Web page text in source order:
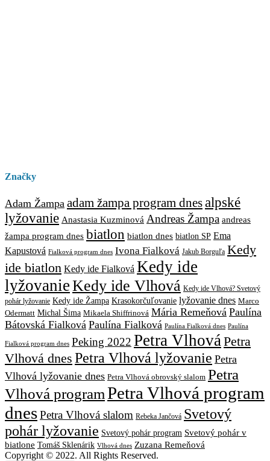
Značky
Adam Žampa adam žampa program dnesalpské
lyžovanie Anastasia Kuzminová Andreas Žampa andreas
žampa program dnes biatlon biatlon dnes biatlon SP Ema
Kapustová Fialková program dnes Ivona Fialková Jakub Borguľa Kedy
ide biatlon Kedy ide Fialková Kedy ide
lyžovanieKedy ide Vlhová Kedy ide Vlhová? Svetový
pohár lyžovanie Kedy ide Žampa Krasokorčuľovanie lyžovanie dnes Marco
Odermatt Michal Šima Mikaela Shiffrinová Mária Remeňová Paulína
Bátovská Fialková Paulína Fialková Paulína Fialková dnes Paulína
Fialková program dnes Peking 2022 Petra Vlhová Petra
Vlhová dnes Petra Vlhová lyžovanie Petra
Vlhová lyžovanie dnes Petra Vlhová obrovský slalom Petra
Vlhová programPetra Vlhová program
dnesPetra Vlhová slalom Rebeka Jančová Svetový
pohár lyžovanie Svetový pohár program Svetový pohár v
biatlone Tomáš Sklenárik Vlhová dnes Zuzana Remeňová
Copyright © 2022. All Rights Reserved.